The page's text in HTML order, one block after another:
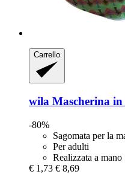
Carrello
wila Mascherina in
-80%
Sagomata per la
Per adulti
Realizzata a mano
€ 1,73 € 8,69